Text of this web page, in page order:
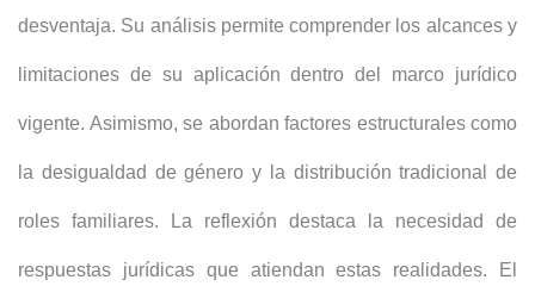
desventaja. Su análisis permite comprender los alcances y
limitaciones de su aplicación dentro del marco jurídico
vigente. Asimismo, se abordan factores estructurales como
la desigualdad de género y la distribución tradicional de
roles familiares. La reflexión destaca la necesidad de
respuestas jurídicas que atiendan estas realidades. El